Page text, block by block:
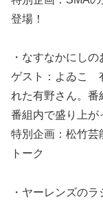
登場！
・なすなかにし
ゲスト：よゐこ
れた有野さん。番
番組内で盛り上が
特別企画：松竹芸
トーク
・ヤーレンズのラ